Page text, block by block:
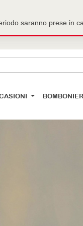
saranno prese in